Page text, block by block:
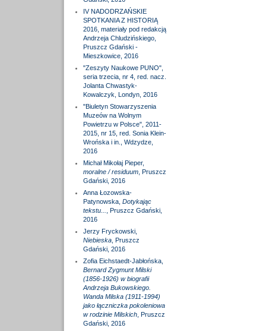
IV NADODRZAŃSKIE
SPOTKANIA Z HISTORIĄ
2016, materiały pod redakcją
Andrzeja Chludzińskiego,
Pruszcz Gdański -
Mieszkowice, 2016
"Zeszyty Naukowe PUNO",
seria trzecia, nr 4, red. nacz.
Jolanta Chwastyk-
Kowalczyk, Londyn, 2016
"Biuletyn Stowarzyszenia
Muzeów na Wolnym
Powietrzu w Polsce", 2011-
2015, nr 15, red. Sonia Klein-
Wrońska i in., Wdzydze,
2016
Michał Mikołaj Pieper,
moralne / residuum, Pruszcz
Gdański, 2016
Anna Łozowska-
Patynowska, Dotykając
tekstu...
, Pruszcz Gdański,
2016
Jerzy Fryckowski,
Niebieska, Pruszcz
Gdański, 2016
Zofia Eichstaedt-Jabłońska,
Bernard Zygmunt Milski
(1856-1926) w biografii
Andrzeja Bukowskiego.
Wanda Milska (1911-1994)
jako łączniczka pokoleniowa
w rodzinie Milskich, Pruszcz
Gdański, 2016